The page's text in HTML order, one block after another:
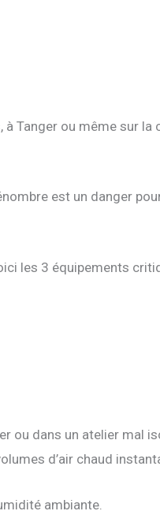
Tanger ou même sur la
est un danger
les 3 équipements
ou dans un atelier mal
d’air chaud
ambiante.